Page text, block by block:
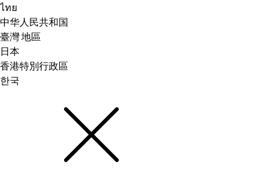
ไทย
中华人民共和国
臺灣 地區
日本
香港特別行政區
한국